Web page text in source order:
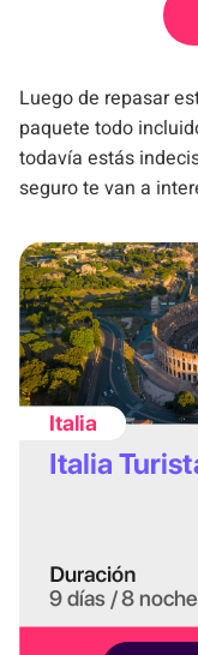
Luego de repasar
paquete todo
todavía estás
seguro te van a